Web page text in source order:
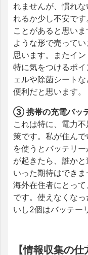
れませんが、慣れ
れるか少し不安で
ことがあると思い
ような形で売って
思います。またイ
特に気をつけるポ
ェルや除菌シート
便利だと思います。
③ 携帯の充電バッ
これは特に、電力
策です。私が住ん
を使うとバッテリ
が起きたら、誰か
いった期待はできま
海外在住者にとっ
です。使えなくな
いし2個はバッテー
【情報収集の仕